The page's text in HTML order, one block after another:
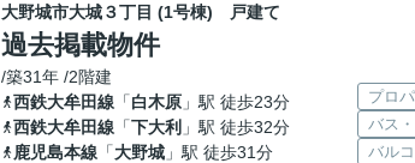
大野城市大城３丁目 (1号棟) 戸建て
過去掲載物件
/築31年 /2階建
西鉄大牟田線 「白木原 」駅 徒歩23分
西鉄大牟田線 「下大利 」駅 徒歩32分
鹿児島本線 「大野城 」駅 徒歩31分
プロ
バス
バル